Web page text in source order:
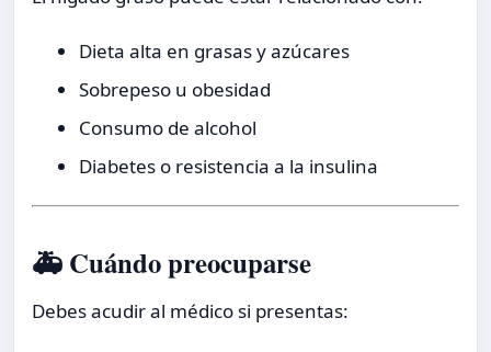
Dieta alta en grasas y azúcares
Sobrepeso u obesidad
Consumo de alcohol
Diabetes o resistencia a la insulina
🚑 Cuándo preocuparse
Debes acudir al médico si presentas: